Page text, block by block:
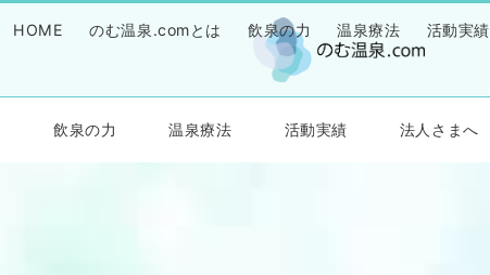
飲泉の力 温泉療法 活動実績 法人さまへ
HOME のむ温泉.comとは 飲泉の力 温泉療法 活動実績